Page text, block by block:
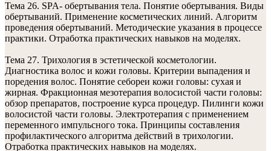
Тема 26. SPA- обертывания тела. Понятие обертывания. Виды
обертываний. Применение косметических линий. Алгоритм
проведения обертываний. Методические указания в процессе
практики. Отработка практических навыков на моделях.
Тема 27. Трихология в эстетической косметологии.
Диагностика волос и кожи головы. Критерии выпадения и
поредения волос. Понятие себореи кожи головы: сухая и
жирная. Фракционная мезотерапия волосистой части головы:
обзор препаратов, построение курса процедур. Пилинги кожи
волосистой части головы. Электротерапия с применением
переменного импульсного тока. Принципы составления
профилактического алгоритма действий в трихологии.
Отработка практических навыков на моделях.